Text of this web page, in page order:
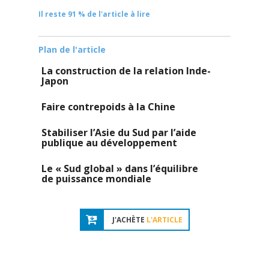
Il reste 91 % de l'article à lire
Plan de l'article
La construction de la relation Inde-
Japon
Faire contrepoids à la Chine
Stabiliser l’Asie du Sud par l’aide
publique au développement
Le « Sud global » dans l’équilibre
de puissance mondiale
J'ACHÈTE L'ARTICLE